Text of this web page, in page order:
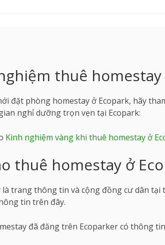
thuê homestay
đặt phòng homestay ở Ecopark, hãy
nghỉ dưỡng trọn vẹn tại Ecopark:
Kinh nghiệm vàng khi thuê homestay ở
thuê homestay ở
là trang thông tin và cộng đồng cư dân tại
tin trên đây.
đã đăng trên Ecoparker có thông